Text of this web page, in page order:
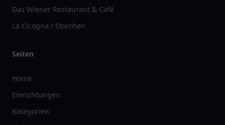
Das Wiener Restaurant & Café
La Cicogna / Storchen
Seiten
Home
Einrichtungen
Kategorien